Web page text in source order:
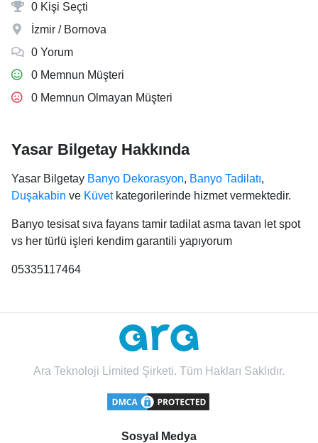
0 Kişi Seçti
İzmir / Bornova
0 Yorum
0 Memnun Müşteri
0 Memnun Olmayan Müşteri
Yasar Bilgetay Hakkında
Yasar Bilgetay Banyo Dekorasyon, Banyo Tadilatı,
Duşakabin ve Küvetkategorilerinde hizmet vermektedir.
Banyo tesisat sıva fayans tamir tadilat asma tavan let spot
vs her türlü işleri kendim garantili yapıyorum
05335117464
Ara Teknoloji Limited Şirketi. Tüm Hakları Saklıdır.
Sosyal Medya